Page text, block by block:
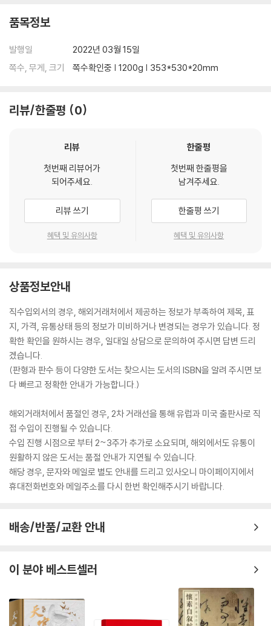
품목정보
발행일
2022년 03월 15일
쪽수, 무게, 크기
쪽수확인중 | 1200g | 353*530*20mm
리뷰/한줄평 0
리뷰
첫번째 리뷰어가
되어주세요.
리뷰 쓰기
혜택 및 유의사항
한줄평
첫번째 한줄평을
남겨주세요.
한줄평 쓰기
혜택 및 유의사항
상품정보안내
직수입외서의 경우, 해외거래처에서 제공하는 정보가 부족하여 제목, 표
지, 가격, 유통상태 등의 정보가 미비하거나 변경되는 경우가 있습니다. 정
확한 확인을 원하시는 경우, 일대일 상담으로 문의하여 주시면 답변 드리
겠습니다.
(판형과 판수 등이 다양한 도서는 찾으시는 도서의 ISBN을 알려 주시면 보
다 빠르고 정확한 안내가 가능합니다.)
해외거래처에서 품절인 경우, 2차 거래선을 통해 유럽과 미국 출판사로 직
접 수입이 진행될 수 있습니다.
수입 진행 시점으로 부터 2~3주가 추가로 소요되며, 해외에서도 유통이
원활하지 않은 도서는 품절 안내가 지연될 수 있습니다.
해당 경우, 문자와 메일로 별도 안내를 드리고 있사오니 마이페이지에서
휴대전화번호와 메일주소를 다시 한번 확인해주시기 바랍니다.
배송/반품/교환 안내
이 분야 베스트셀러